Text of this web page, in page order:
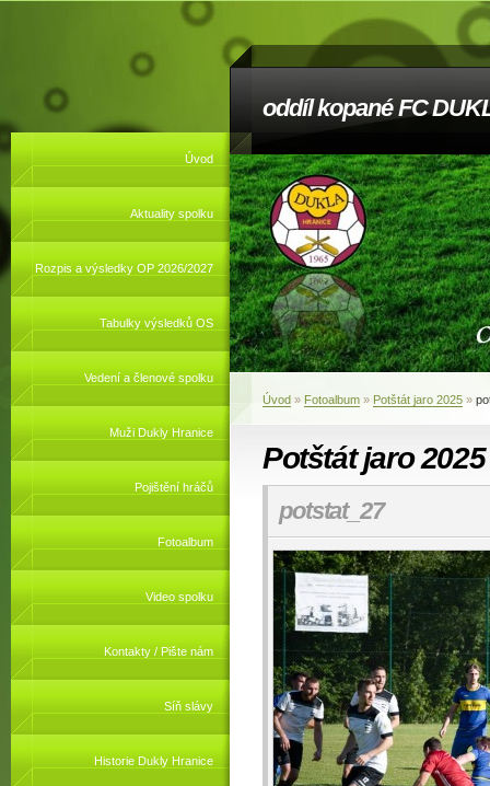
oddíl kopané FC
Úvod
Aktuality spolku
Rozpis a výsledky OP 2026/2027
Tabulky výsledků OS
Vedení a členové spolku
Muži Dukly Hranice
Pojištění hráčů
Fotoalbum
Video spolku
Kontakty / Pište nám
Síň slávy
Historie Dukly Hranice
Úvod » Fotoalbum » Potštát jaro 2025 »
Potštát jaro 2025
potstat_27